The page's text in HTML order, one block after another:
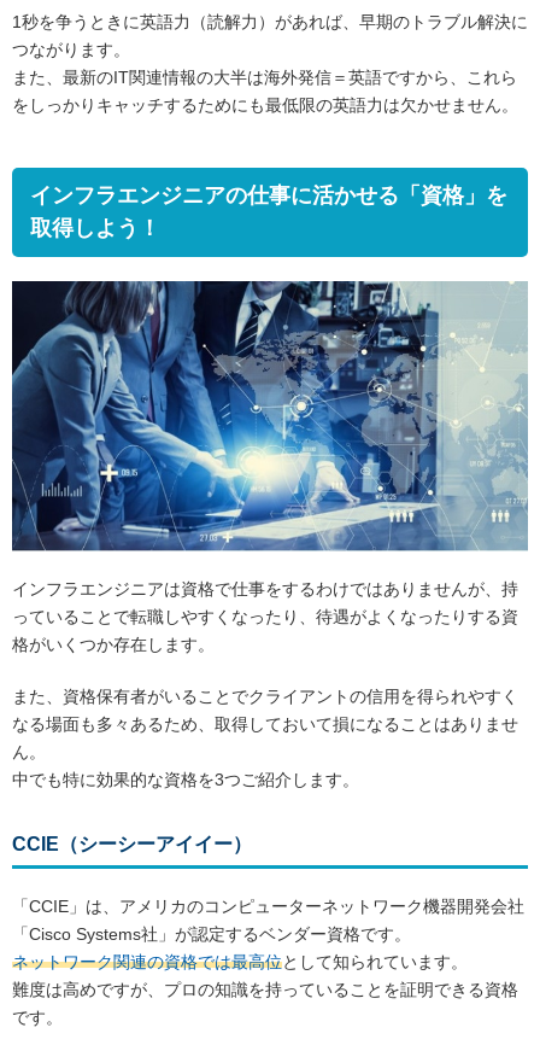
1秒を争うときに英語力（読解力）があれば、早期のトラブル解決に
つながります。
また、最新のIT関連情報の大半は海外発信＝英語ですから、これら
をしっかりキャッチするためにも最低限の英語力は欠かせません。
インフラエンジニアの仕事に活かせる「資格」を
取得しよう！
インフラエンジニアは資格で仕事をするわけではありませんが、持
っていることで転職しやすくなったり、待遇がよくなったりする資
格がいくつか存在します。
また、資格保有者がいることでクライアントの信用を得られやすく
なる場面も多々あるため、取得しておいて損になることはありませ
ん。
中でも特に効果的な資格を3つご紹介します。
CCIE（シーシーアイイー）
「CCIE」は、アメリカのコンピューターネットワーク機器開発会社
「Cisco Systems社」が認定するベンダー資格です。
ネットワーク関連の資格では最高位として知られています。
難度は高めですが、プロの知識を持っていることを証明できる資格
です。